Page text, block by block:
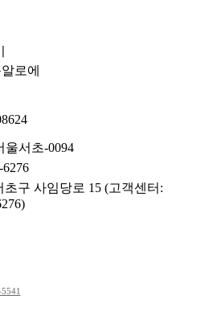
로에
울서초-0094
6276
초구 사임당로 15 (고객센터: